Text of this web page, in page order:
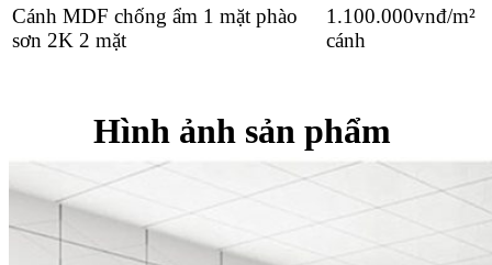
Cánh MDF chống ẩm 1 mặt phào
sơn 2K 2 mặt
1.100.000vnđ/m²
cánh
Hình ảnh sản phẩm